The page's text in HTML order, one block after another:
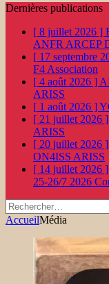
Dernières publications
[ 8 juillet 2026 ]
ANFR ARCEP
[ 17 septembre
F4 Association
[ 4 août 2026 ]
ARISS
[ 1 août 2026 ]
[ 21 juillet 2026 ]
ARISS
[ 20 juillet 2026 ]
ON4ISS ARISS
[ 14 juillet 2026 ]
25-26/7 2026
Rechercher :
AccueilMédia